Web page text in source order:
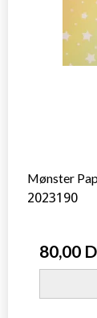
Mønster
2023190
80,00